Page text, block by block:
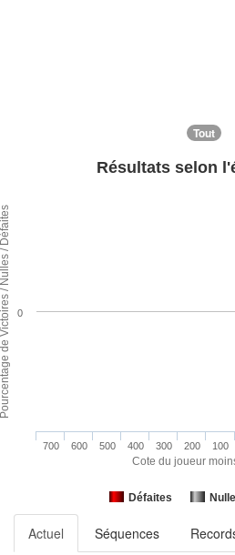
Tout
Cote du joueur
/ Nulles / Défaites
Résultats selon
Défaites
700 600 500 400 300 200 100
0
Actuel Séquences